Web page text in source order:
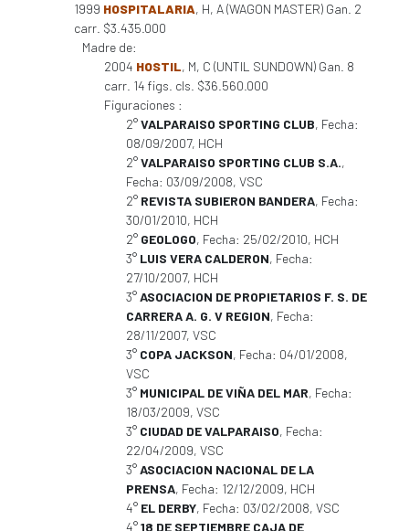
1999 HOSPITALARIA, H, A (WAGON MASTER) Gan. 2
carr. $3.435.000
Madre de:
2004 HOSTIL, M, C (UNTIL SUNDOWN) Gan. 8
carr. 14 figs. cls. $36.560.000
Figuraciones :
2°VALPARAISO SPORTING CLUB, Fecha:
08/09/2007, HCH
2°VALPARAISO SPORTING CLUB S.A.,
Fecha: 03/09/2008, VSC
2° REVISTA SUBIERON BANDERA, Fecha:
30/01/2010, HCH
2° GEOLOGO, Fecha: 25/02/2010, HCH
3° LUIS VERA CALDERON, Fecha:
27/10/2007, HCH
3°ASOCIACION DE PROPIETARIOS F. S. DE
CARRERA A. G. V REGION, Fecha:
28/11/2007, VSC
3° COPA JACKSON, Fecha: 04/01/2008,
VSC
3° MUNICIPAL DE VIÑA DEL MAR, Fecha:
18/03/2009, VSC
3° CIUDAD DE VALPARAISO, Fecha:
22/04/2009, VSC
3°ASOCIACION NACIONAL DE LA
PRENSA, Fecha: 12/12/2009, HCH
4° EL DERBY, Fecha: 03/02/2008, VSC
4°18 DE SEPTIEMBRE CAJA DE